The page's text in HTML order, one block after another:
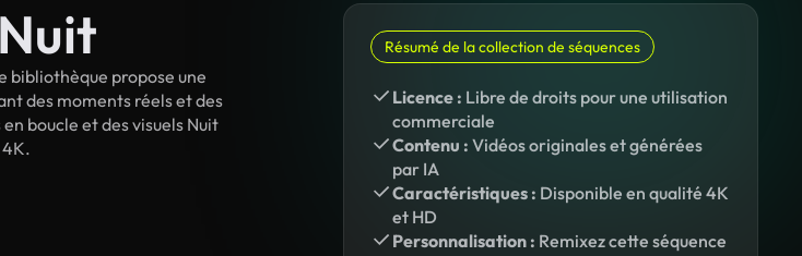
bibliothèque propose une
des moments réels et des
boucle et des visuels Nuit
Résumé de la collection de séquences
Licence : Libre de droits pour une utilisation
commerciale
Contenu : Vidéos originales et générées
par IA
Caractéristiques : Disponible en qualité 4K
et HD
Personnalisation : Remixez cette séquence